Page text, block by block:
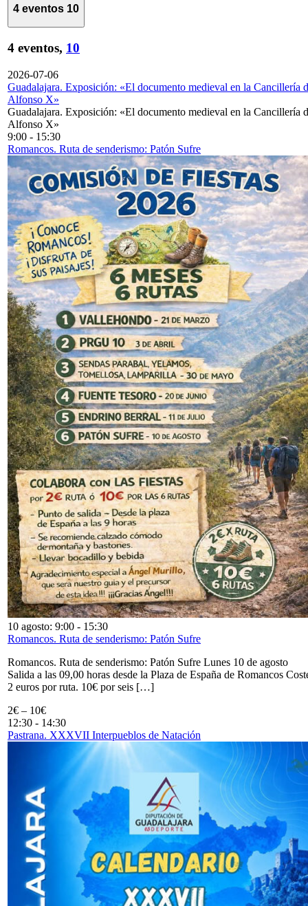
4 eventos 10
4 eventos, 10
2026-07-06
Guadalajara. Exposición: «El documento medieval en la Cancillería
Alfonso X»
Guadalajara. Exposición: «El documento medieval en la Cancillería
Alfonso X»
9:00 - 15:30
Romancos. Ruta de senderismo: Patón Sufre
10 agosto: 9:00 - 15:30
Romancos. Ruta de senderismo: Patón Sufre
Romancos. Ruta de senderismo: Patón Sufre Lunes 10 de agosto
Salida a las 09,00 horas desde la Plaza de España de Romancos
2 euros por ruta. 10€ por seis […]
2€ – 10€
12:30 - 14:30
Pastrana. XXXVII Interpueblos de Natación